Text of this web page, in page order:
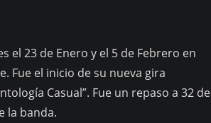
el 23 de Enero y el 5 de Febrero en
Fue el inicio de su nueva gira
Casual”. Fue un repaso a 32 de
la banda.